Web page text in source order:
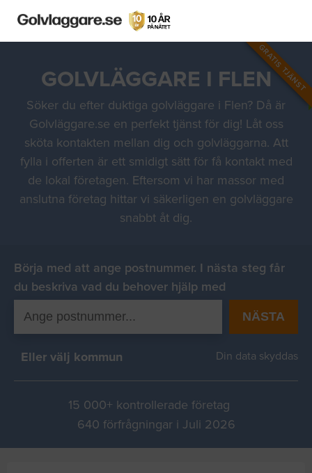
GRATIS TJÄNST
GOLVLÄGGARE I FLEN
Söker du efter duktiga golvläggare i Flen? Då är
Golvläggare.se en perfekt tjänst för dig! Låt oss
sköta kontakten mellan dig och golvläggarna. Att
fylla i offerten är ett smidigt sätt för få kontakt med
de lokal företagen. Eftersom vi har massor med
anslutna företag hittar vi säkerligen en golvläggare
snabbt åt dig.
Börja med att ange postnummer. I nästa steg får
du beskriva vad du behover hjälp med
NÄSTA
Eller välj kommun Din data skyddas
15 000+ kontrollerade företag
640 förfrågningar i Juli 2026